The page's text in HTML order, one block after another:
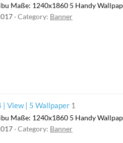
Maße: 1240x1860 5 Handy
Category: Banner
| View | 5 Wallpaper 1
Maße: 1240x1860 5 Handy
Category: Banner